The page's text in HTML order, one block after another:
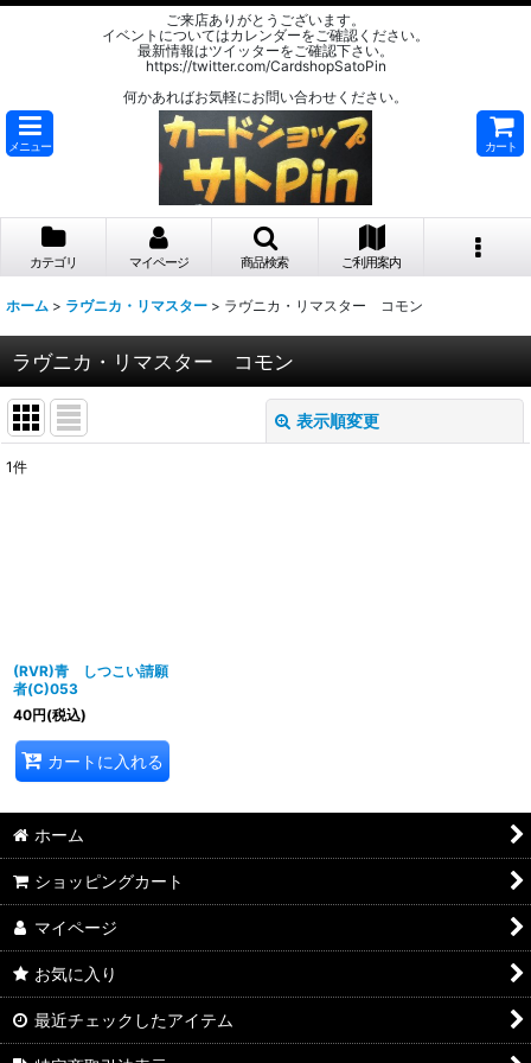
ご来店ありがとうございます。
イベントについてはカレンダーをご確認ください。
最新情報はツイッターをご確認下さい。
https://twitter.com/CardshopSatoPin
何かあればお気軽にお問い合わせください。
メニュー カート
カテゴリ マイページ 商品検索 ご利用案内
ホーム > ラヴニカ・リマスター > ラヴニカ・リマスター コモン
ラヴニカ・リマスター コモン
表示順変更
1件
(RVR)青 しつこい請願
者(C)053
40円(税込)
カートに入れる
ホーム
ショッピングカート
マイページ
お気に入り
最近チェックしたアイテム